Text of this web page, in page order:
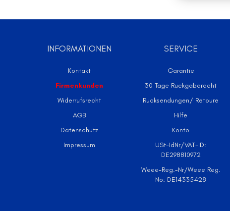
INFORMATIONEN
Kontakt
Firmenkunden
Widerrufsrecht
AGB
Datenschutz
Impressum
SERVICE
Garantie
30 Tage Ruckgaberecht
Rucksendungen/ Retoure
Hilfe
Konto
USt-IdNr/VAT-ID:
DE298810972
Weee-Reg.-Nr/Weee Reg.
No: DE14335428